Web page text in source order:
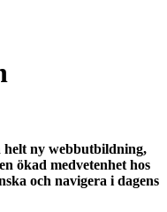
helt ny webbutbildning,
ökad medvetenhet hos
och navigera i dagens